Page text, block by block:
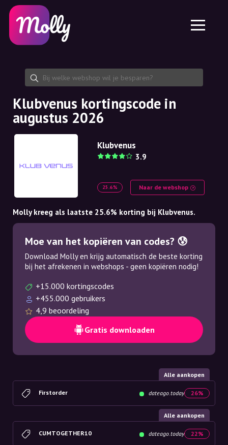
Huidverzorging
Haarverzorging
Kortingscode delen
Functies
Jobs
Over ons
Samenwerking
Platform
Molly voor iPhone en iPad
Molly voor Android
NL
EN
SE
NO
NL
Klubvenus kortingscode in
augustus 2026
Klubvenus
3.9
25.6% Naar de webshop
Molly kreeg als laatste 25.6% korting bij Klubvenus.
Moe van het kopiëren van codes? 😰
Download Molly en krijg automatisch de beste korting
bij het afrekenen in webshops - geen kopiëren nodig!
+15.000 kortingscodes
+455.000 gebruikers
4,9 beoordeling
Gratis downloaden
Alle aankopen
Firstorder dateago.today 26%
Alle aankopen
CUMTOGETHER10 dateago.today 22%